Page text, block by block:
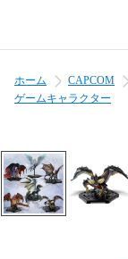
ホーム CAPCOM
ゲームキャラクター